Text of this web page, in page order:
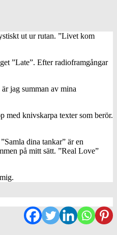
ut ur rutan. ”Livet kom
”Late”. Efter radioframgångar
jag summan av mina
med knivskarpa texter som berör.
dina tankar” är en
på mitt sätt. ”Real Love”